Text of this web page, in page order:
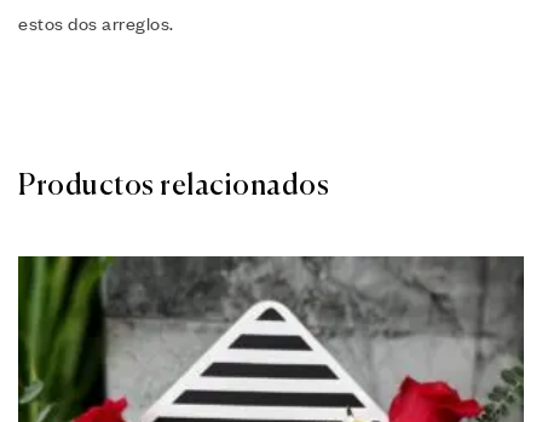
estos dos arreglos.
Productos relacionados